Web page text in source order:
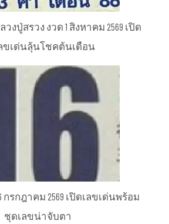
งปู่สรวง งวด 1 สิงหาคม 2569 เปิด
ขเด่นลุ้นโชคต้นเดือน
รกฎาคม 2569 เปิดเลขเด่นพร้อม
ชุดเลขน่าจับตา